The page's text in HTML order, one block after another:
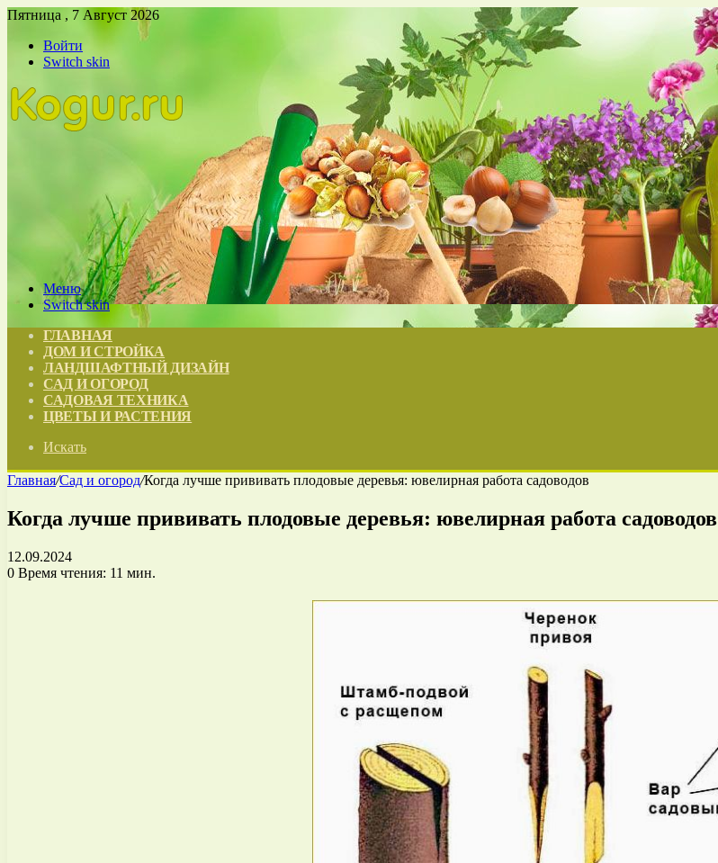
Пятница , 7 Август 2026
Войти
Switch skin
Меню
Switch skin
ГЛАВНАЯ
ДОМ И СТРОЙКА
ЛАНДШАФТНЫЙ ДИЗАЙН
САД И ОГОРОД
САДОВАЯ ТЕХНИКА
ЦВЕТЫ И РАСТЕНИЯ
Искать
Главная/Сад и огород/Когда лучше прививать плодовые деревья: ювелирная работа садоводов
Когда лучше прививать плодовые деревья: ювелирная работа садоводов
12.09.2024
0 Время чтения: 11 мин.